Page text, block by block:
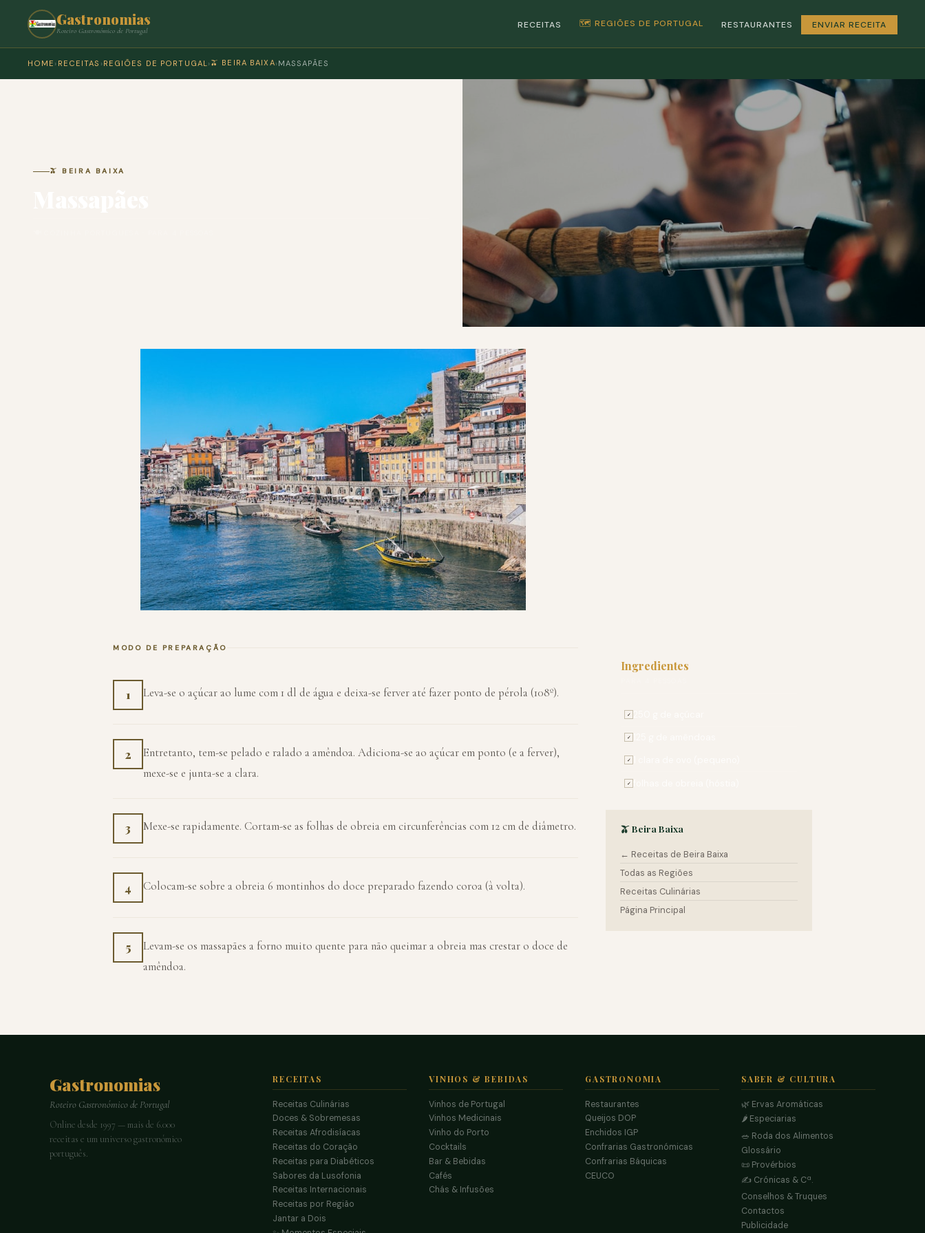
Gastronomias
Roteiro Gastronómico de Portugal
RECEITAS 🗺️ REGIÕES DE PORTUGAL RESTAURANTES ENVIAR RECEITA
HOME › RECEITAS › REGIÕES DE PORTUGAL› 🫒 BEIRA BAIXA› MASSAPÃES
🫒 BEIRA BAIXA
MODO DE PREPARAÇÃO
1 Leva-se o açúcar ao lume com 1 dl de água e deixa-se ferver até fazer ponto de pérola (108º).
2
Entretanto, tem-se pelado e ralado a amêndoa. Adiciona-se ao açúcar em ponto (e a ferver),
mexe-se e junta-se a clara.
3 Mexe-se rapidamente. Cortam-se as folhas de obreia em circunferências com 12 cm de diâmetro.
4 Colocam-se sobre a obreia 6 montinhos do doce preparado fazendo coroa (à volta).
5
Levam-se os massapães a forno muito quente para não queimar a obreia mas crestar o doce de
amêndoa.
Ingredientes
✓
✓
✓
✓
🫒 Beira Baixa
← Receitas de Beira Baixa
Todas as Regiões
Receitas Culinárias
Página Principal
Gastronomias
Roteiro Gastronómico de Portugal
Online desde 1997 — mais de 6.000
receitas e um universo gastronómico
português.
RECEITAS
Receitas Culinárias
Doces & Sobremesas
Receitas Afrodisíacas
Receitas do Coração
Receitas para Diabéticos
Sabores da Lusofonia
Receitas Internacionais
Receitas por Região
Jantar a Dois
VINHOS & BEBIDAS
Vinhos de Portugal
Vinhos Medicinais
Vinho do Porto
Cocktails
Bar & Bebidas
Cafés
Chás & Infusões
GASTRONOMIA
Restaurantes
Queijos DOP
Enchidos IGP
Confrarias Gastronómicas
Confrarias Báquicas
CEUCO
SABER & CULTURA
🌿 Ervas Aromáticas
🌶️ Especiarias
🥗 Roda dos Alimentos
Glossário
📜 Provérbios
✍️ Crónicas & Cª.
Conselhos & Truques
Contactos
Publicidade